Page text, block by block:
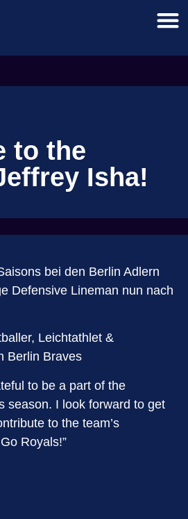
to the
Isha!
bei den Berlin Adlern
Defensive Lineman nun nach
Leichtathlet &
Berlin Braves
to be a part of the
season. I look forward to get
to the team’s
Royals!”